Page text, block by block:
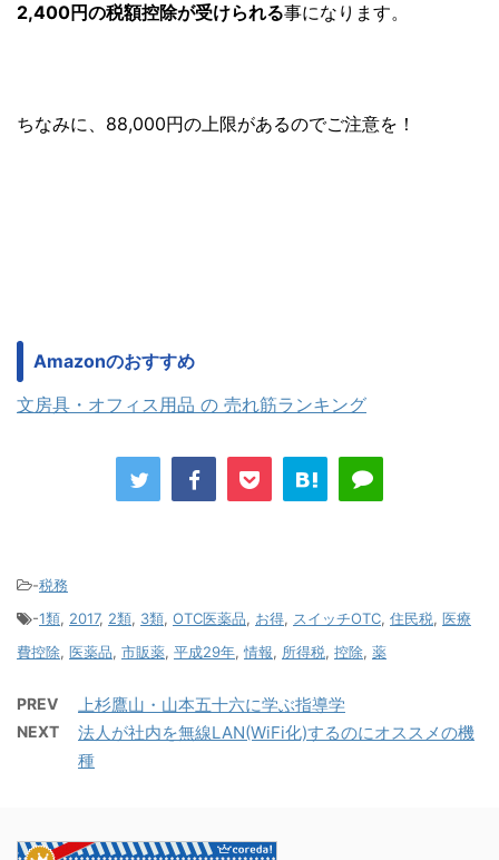
2,400円の税額控除が受けられる事になります。
ちなみに、88,000円の上限があるのでご注意を！
Amazonのおすすめ
文房具・オフィス用品 の 売れ筋ランキング
-税務
-1類, 2017, 2類, 3類, OTC医薬品, お得, スイッチOTC, 住民税, 医療
費控除, 医薬品, 市販薬, 平成29年, 情報, 所得税, 控除, 薬
PREV 上杉鷹山・山本五十六に学ぶ指導学
NEXT
法人が社内を無線LAN(WiFi化)するのにオススメの機
種